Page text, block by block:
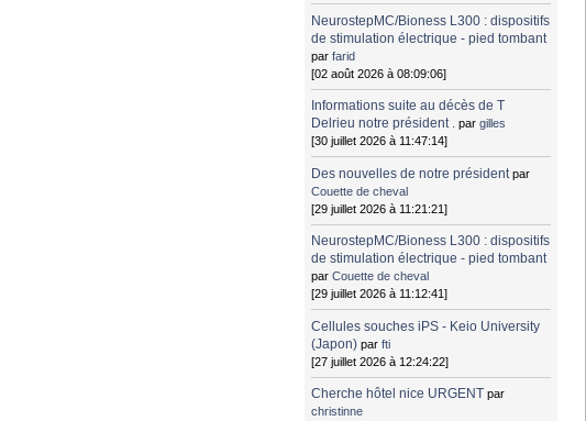
NeurostepMC/Bioness L300 : dispositifs
de stimulation électrique - pied tombant
parfarid
[02 août 2026 à 08:09:06]
Informations suite au décès de T
Delrieu notre président . pargilles
[30 juillet 2026 à 11:47:14]
Des nouvelles de notre président par
Couette de cheval
[29 juillet 2026 à 11:21:21]
NeurostepMC/Bioness L300 : dispositifs
de stimulation électrique - pied tombant
parCouette de cheval
[29 juillet 2026 à 11:12:41]
Cellules souches iPS - Keio University
(Japon) parfti
[27 juillet 2026 à 12:24:22]
Cherche hôtel nice URGENT par
christinne